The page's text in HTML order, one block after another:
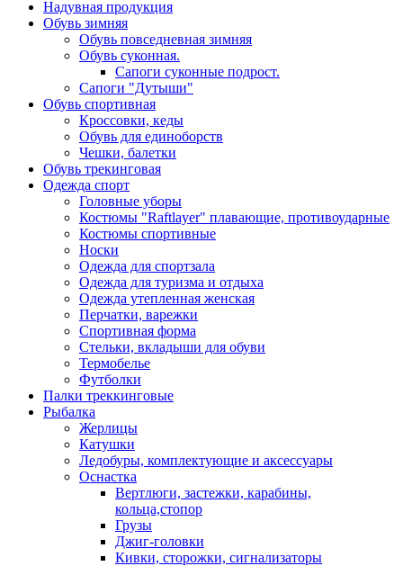
Надувная продукция
Обувь зимняя
Обувь повседневная зимняя
Обувь суконная.
Сапоги суконные подрост.
Сапоги "Дутыши"
Обувь спортивная
Кроссовки, кеды
Обувь для единоборств
Чешки, балетки
Обувь трекинговая
Одежда спорт
Головные уборы
Костюмы "Raftlayer" плавающие, противоударные
Костюмы спортивные
Носки
Одежда для спортзала
Одежда для туризма и отдыха
Одежда утепленная женская
Перчатки, варежки
Спортивная форма
Стельки, вкладыши для обуви
Термобелье
Футболки
Палки треккинговые
Рыбалка
Жерлицы
Катушки
Ледобуры, комплектующие и аксессуары
Оснастка
Вертлюги, застежки, карабины,
кольца,стопор
Грузы
Джиг-головки
Кивки, сторожки, сигнализаторы